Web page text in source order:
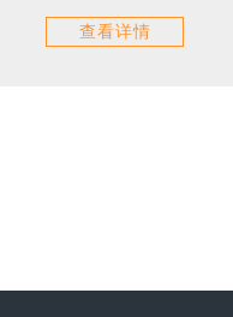
查看详情